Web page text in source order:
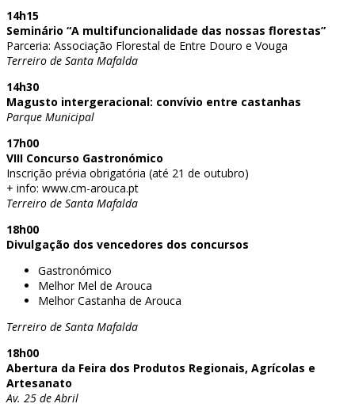
14h15
Seminário “A multifuncionalidade das nossas florestas”
Parceria: Associação Florestal de Entre Douro e Vouga
Terreiro de Santa Mafalda
14h30
Magusto intergeracional: convívio entre castanhas
Parque Municipal
17h00
VIII Concurso Gastronómico
Inscrição prévia obrigatória (até 21 de outubro)
+ info: www.cm-arouca.pt
Terreiro de Santa Mafalda
18h00
Divulgação dos vencedores dos concursos
Gastronómico
Melhor Mel de Arouca
Melhor Castanha de Arouca
Terreiro de Santa Mafalda
18h00
Abertura da Feira dos Produtos Regionais, Agrícolas e
Artesanato
Av. 25 de Abril